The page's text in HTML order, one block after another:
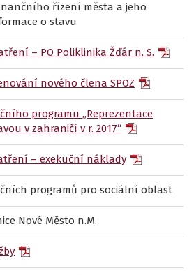
řízení města a jeho
o stavu
– PO Poliklinika Žďár n. S.
nového člena SPOZ
programu „Reprezentace
v zahraničí v r. 2017“
– exekuční náklady
programů pro sociální oblast
Nové Město n.M.